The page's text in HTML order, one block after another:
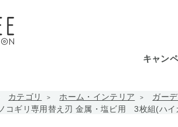
キャン
カテゴリ ホーム・インテリア ガー
コギリ専用替え刃 金属・塩ビ用 3枚組(ハイ